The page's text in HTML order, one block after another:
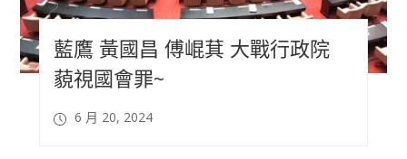
藍鷹 黃國昌 傅崐萁 大戰行政院
藐視國會罪~
6 月 20, 2024